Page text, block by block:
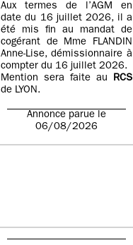
Aux termes de l’AGM en
date du 16 juillet 2026, il a
été mis fin au mandat de
cogérant de Mme FLANDIN
Anne-Lise, démissionnaire à
compter du 16 juillet 2026.
Mention sera faite au RCS
de LYON.
Annonce parue le
06/08/2026